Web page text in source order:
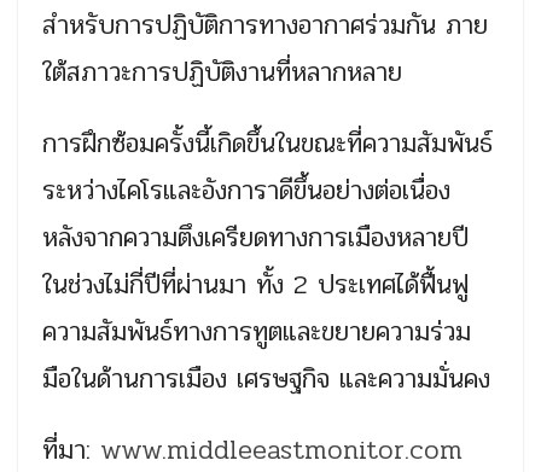
สำหรับการปฏิบัติการทางอากาศร่วมกัน ภาย
ใต้สภาวะการปฏิบัติงานที่หลากหลาย
การฝึกซ้อมครั้งนี้เกิดขึ้นในขณะที่ความสัมพันธ์
ระหว่างไคโรและอังการาดีขึ้นอย่างต่อเนื่อง
หลังจากความตึงเครียดทางการเมืองหลายปี
ในช่วงไม่กี่ปีที่ผ่านมา ทั้ง 2 ประเทศได้ฟื้นฟู
ความสัมพันธ์ทางการทูตและขยายความร่วม
มือในด้านการเมือง เศรษฐกิจ และความมั่นคง
ที่มา: www.middleeastmonitor.com